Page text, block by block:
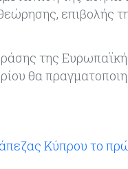
επιβολής
της
θα
Κύπρου το